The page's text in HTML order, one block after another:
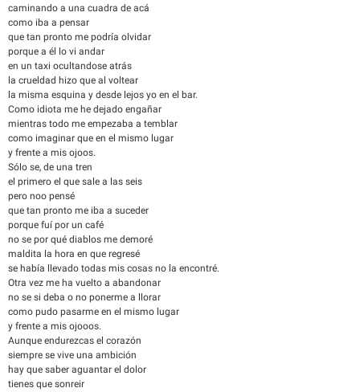
caminando a una cuadra de acá
como iba a pensar
que tan pronto me podría olvidar
porque a él lo vi andar
en un taxi ocultandose atrás
la crueldad hizo que al voltear
la misma esquina y desde lejos yo en el bar.
Como idiota me he dejado engañar
mientras todo me empezaba a temblar
como imaginar que en el mismo lugar
y frente a mis ojoos.
Sólo se, de una tren
el primero el que sale a las seis
pero noo pensé
que tan pronto me iba a suceder
porque fuí por un café
no se por qué diablos me demoré
maldita la hora en que regresé
se había llevado todas mis cosas no la encontré.
Otra vez me ha vuelto a abandonar
no se si deba o no ponerme a llorar
como pudo pasarme en el mismo lugar
y frente a mis ojooos.
Aunque endurezcas el corazón
siempre se vive una ambición
hay que saber aguantar el dolor
tienes que sonreir